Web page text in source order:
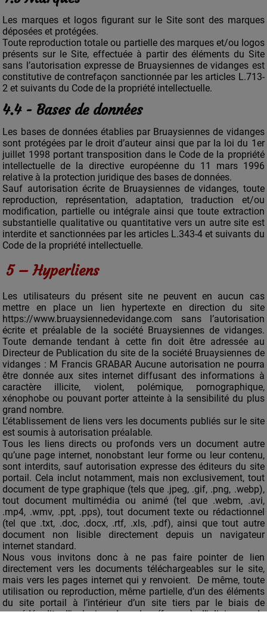
Les marques et logos figurant sur le Site sont des marques
déposées et protégées.
Toute reproduction totale ou partielle des marques et/ou logos
présents sur le Site, effectuée à partir des éléments du Site
sans l’autorisation expresse de Bruaysiennes de vidanges est
constitutive de contrefaçon sanctionnée par les articles L.713-
2 et suivants du Code de la propriété intellectuelle.
4.4 - Bases de données
Les bases de données établies par Bruaysiennes de vidanges
sont protégées par le droit d’auteur ainsi que par la loi du 1er
juillet 1998 portant transposition dans le Code de la propriété
intellectuelle de la directive européenne du 11 mars 1996
relative à la protection juridique des bases de données.
Sauf autorisation écrite de Bruaysiennes de vidanges, toute
reproduction, représentation, adaptation, traduction et/ou
modification, partielle ou intégrale ainsi que toute extraction
substantielle qualitative ou quantitative vers un autre site est
interdite et sanctionnées par les articles L.343-4 et suivants du
Code de la propriété intellectuelle.
5 – Hyperliens
Les utilisateurs du présent site ne peuvent en aucun cas
mettre en place un lien hypertexte en direction du site
https://www.bruaysiennedevidange.com sans l’autorisation
écrite et préalable de la société Bruaysiennes de vidanges.
Toute demande tendant à cette fin doit être adressée au
Directeur de Publication du site de la société Bruaysiennes de
vidanges : M Francis GRABAR Aucune autorisation ne pourra
être donnée aux sites internet diffusant des informations à
caractère illicite, violent, polémique, pornographique,
xénophobe ou pouvant porter atteinte à la sensibilité du plus
grand nombre.
L’établissement de liens vers les documents publiés sur le site
est soumis à autorisation préalable.
Tous les liens directs ou profonds vers un document autre
qu’une page internet, nonobstant leur forme ou leur contenu,
sont interdits, sauf autorisation expresse des éditeurs du site
portail. Cela inclut notamment, mais non exclusivement, tout
document de type graphique (tels que .jpeg, .gif, .png, .webp),
tout document multimédia ou animé (tel que .webm, .avi,
.mp4, .wmv, .ppt, .pps), tout document texte ou rédactionnel
(tel que .txt, .doc, .docx, .rtf, .xls, .pdf), ainsi que tout autre
document non lisible directement depuis un navigateur
internet standard.
Nous vous invitons donc à ne pas faire pointer de lien
directement vers les documents téléchargeables sur le site,
mais vers les pages internet qui y renvoient. De même, toute
utilisation ou reproduction, même partielle, d’un des éléments
du site portail à l’intérieur d’un site tiers par le biais de
procédés dits d’inclusion, de cadres (frames), d’inlining ou de